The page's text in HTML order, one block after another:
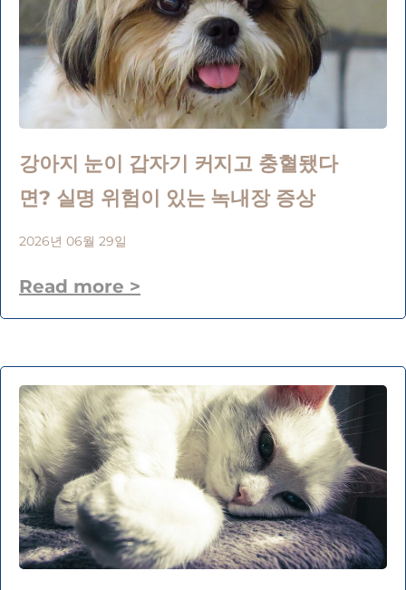
강아지 눈이 갑자기 커지고 충혈됐다
면? 실명 위험이 있는 녹내장 증상
2026년 06월 29일
Read more >